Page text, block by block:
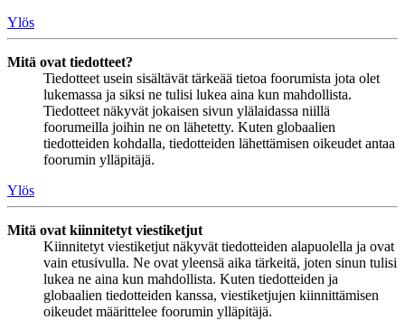
Ylös
Mitä ovat tiedotteet?
Tiedotteet usein sisältävät tärkeää tietoa foorumista jota olet
lukemassa ja siksi ne tulisi lukea aina kun mahdollista.
Tiedotteet näkyvät jokaisen sivun ylälaidassa niillä
foorumeilla joihin ne on lähetetty. Kuten globaalien
tiedotteiden kohdalla, tiedotteiden lähettämisen oikeudet antaa
foorumin ylläpitäjä.
Ylös
Mitä ovat kiinnitetyt viestiketjut
Kiinnitetyt viestiketjut näkyvät tiedotteiden alapuolella ja ovat
vain etusivulla. Ne ovat yleensä aika tärkeitä, joten sinun tulisi
lukea ne aina kun mahdollista. Kuten tiedotteiden ja
globaalien tiedotteiden kanssa, viestiketjujen kiinnittämisen
oikeudet määrittelee foorumin ylläpitäjä.